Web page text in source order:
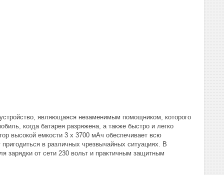
являющаяся незаменимым помощником, которого
когда батарея разряжена, а также быстро и легко
высокой емкости 3 x 3700 мАч обеспечивает всю
в различных чрезвычайных ситуациях. В
зарядки от сети 230 вольт и практичным защитным